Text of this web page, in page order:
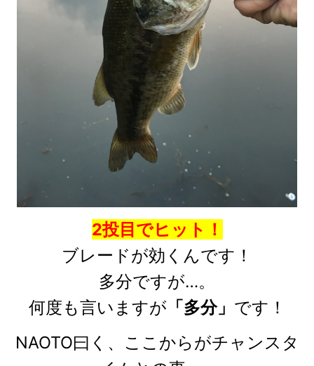
2投目でヒット！
ブレードが効くんです！
多分ですが…。
何度も言いますが「多分」 です！
NAOTO曰く、ここからがチャンスタ